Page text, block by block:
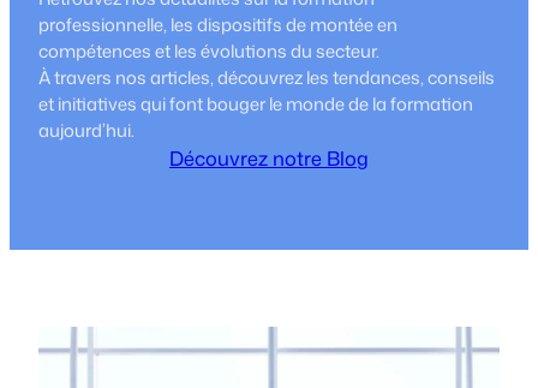
autre
regard
professionnelle, les dispositifs de montée en
compétences et les évolutions du secteur.
À travers nos articles, découvrez les tendances, conseils
et initiatives qui font bouger le monde de la formation
aujourd’hui.
Découvrez notre Blog